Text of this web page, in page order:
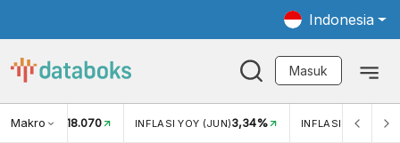
Indonesia
Masuk
Makro
USD/IDR 18.070 INFLASI YOY (JUN)3,34% INFLASI MOM